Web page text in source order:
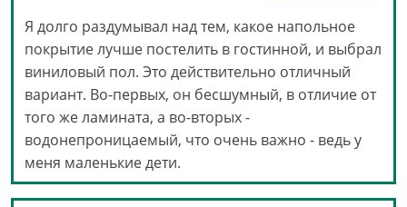
Я долго раздумывал над тем, какое напольное
покрытие лучше постелить в гостинной, и выбрал
виниловый пол. Это действительно отличный
вариант. Во-первых, он бесшумный, в отличие от
того же ламината, а во-вторых -
водонепроницаемый, что очень важно - ведь у
меня маленькие дети.